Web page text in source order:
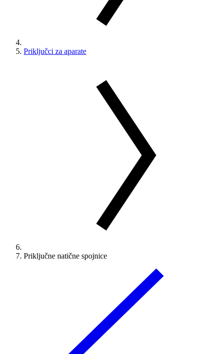
Priključci za aparate
Priključne natične spojnice